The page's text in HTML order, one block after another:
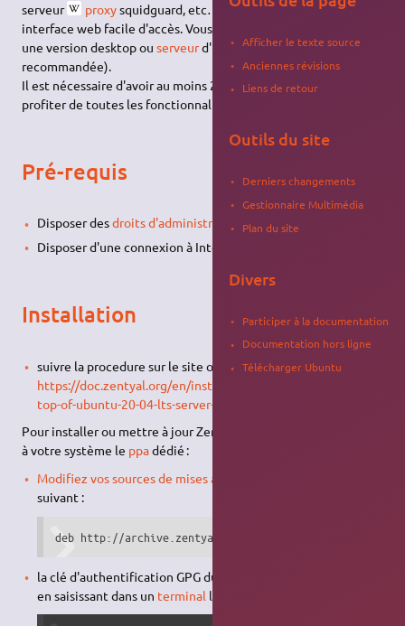
serveur
proxysquidguard, etc… Le tout unifié sous une
interface web facile d'accès. Vous pouvez installer Zentyal sur
une version desktop ouserveurd'Ubuntu (versionLTS
recommandée).
Il est nécessaire d'avoir au moins 2 interfaces réseau pour
profiter de toutes les fonctionnalités offertes.
Pré-requis
Disposer desdroits d'administration .
Disposer d'une connexion à Internet configurée et activée.
Installation
suivre la procedure sur le site officiel
https://doc.zentyal.org/en/installation.html#installation-on-
top-of-ubuntu-20-04-lts-server-or-desktop
Pour installer ou mettre à jour Zentyal, commencez par ajouter
à votre système le ppadédié :
Modifiez vos sources de mises à jour
suivant :
deb http://archive.zentyal.org/zentyal 3.5 main extra
la clé d'authentification GPG du
en saisissant dans un terminal la
Afficher le texte source
Anciennes révisions
Liens de retour
Outils du site
Derniers changements
Gestionnaire Multimédia
Plan du site
Divers
Participer à la documentation
Documentation hors ligne
Télécharger Ubuntu